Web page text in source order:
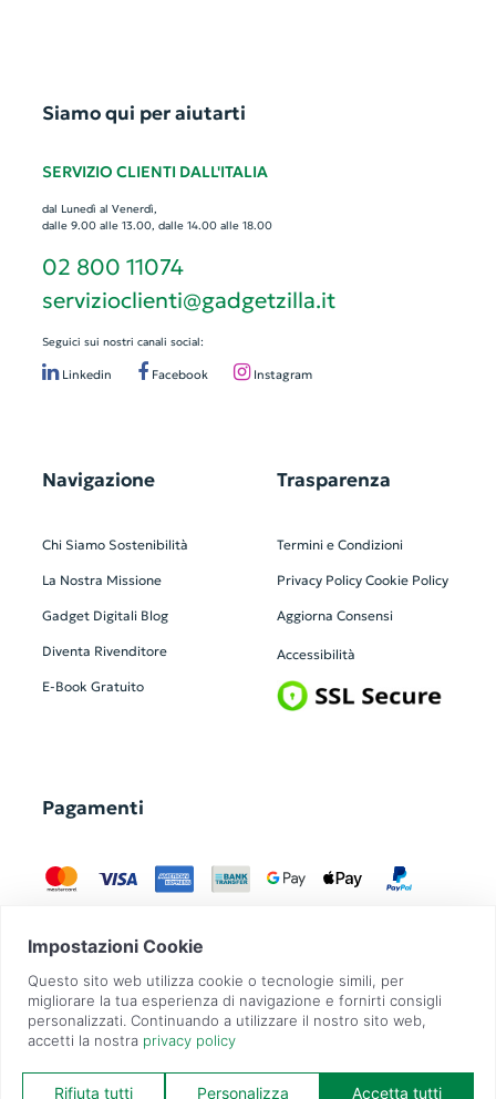
Siamo qui per aiutarti
SERVIZIO CLIENTI DALL'ITALIA
dal Lunedì al Venerdì,
dalle 9.00 alle 13.00, dalle 14.00 alle 18.00
02 800 11074
servizioclienti@gadgetzilla.it
Seguici sui nostri canali social:
Linkedin Facebook Instagram
Navigazione
Chi Siamo Sostenibilità
La Nostra Missione
Gadget Digitali Blog
Diventa Rivenditore
E-Book Gratuito
Trasparenza
Termini e Condizioni
Privacy Policy Cookie Policy
Aggiorna Consensi
Accessibilità
Pagamenti
GadgetZilla è un Brand di Overbi S.r.l.| realizzato con Contit
| © 2026 Tutti
i diritti riservati | P.IVA: 09351560967